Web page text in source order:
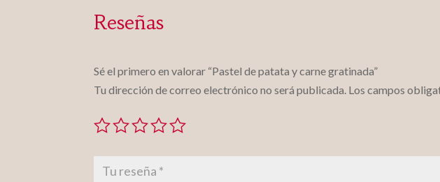
Reseñas
Sé el primero en valorar “Pastel de patata y carne gratinada”
Tu dirección de correo electrónico no será publicada. Los campos